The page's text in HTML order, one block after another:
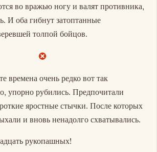
во вражью ногу и валят противника,
И оба гибнут затоптанные
толпой бойцов.
времена очень редко вот так
упорно рубились. Предпочитали
яростные стычки. После которых
и вновь ненадолго схватывались.
рукопашных!